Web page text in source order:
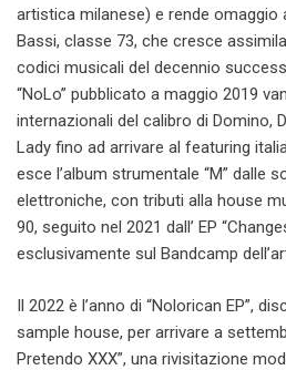
artistica milanese) e rende omaggio
Bassi, classe 73, che cresce
codici musicali del decennio
“NoLo” pubblicato a maggio 2019
internazionali del calibro di Domino,
Lady fino ad arrivare al featuring
esce l’album strumentale “M” dalle
elettroniche, con tributi alla house
90, seguito nel 2021 dall’ EP
esclusivamente sul Bandcamp
Il 2022 è l’anno di “Nolorican EP”,
sample house, per arrivare a
Pretendo XXX”, una rivisitazione